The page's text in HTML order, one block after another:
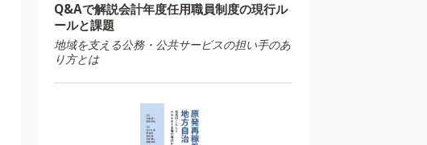
Q&Aで解説会計年度任用職員制度の現行ル
ールと課題
地域を支える公務・公共サービスの担い手のあ
り方とは